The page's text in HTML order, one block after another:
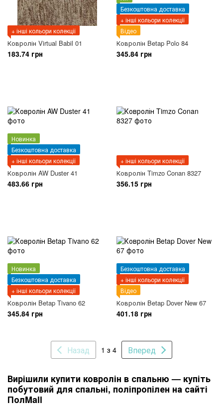
+ інші кольори колекції
Ковролін Virtual Babil 01
183.74 грн
Безкоштовна доставка
+ інші кольори колекції
Відео
Ковролін Betap Polo 84
345.84 грн
Новинка
Безкоштовна доставка
+ інші кольори колекції
Ковролін AW Duster 41
483.66 грн
+ інші кольори колекції
Ковролін Timzo Conan 8327
356.15 грн
Новинка
Безкоштовна доставка
+ інші кольори колекції
Ковролін Betap Tivano 62
345.84 грн
Безкоштовна доставка
+ інші кольори колекції
Відео
Ковролін Betap Dover New 67
401.18 грн
Назад 1 з 4 Вперед
Вирішили купити ковролін в спальню — купіть
побутовий для спальні, поліпропілен на сайті
ПолMall